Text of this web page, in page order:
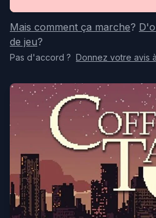
Mais comment ça marche?
de jeu?
Pas d'accord ? Donnez votre avis